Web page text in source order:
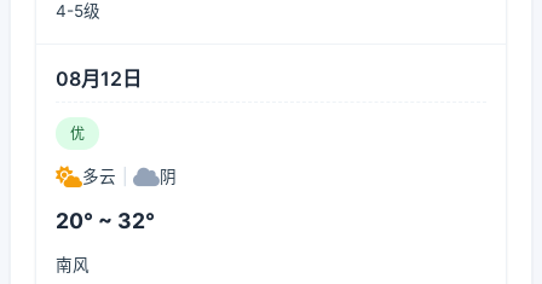
4-5级
08月12日
优
多云 阴
20° ~ 32°
南风